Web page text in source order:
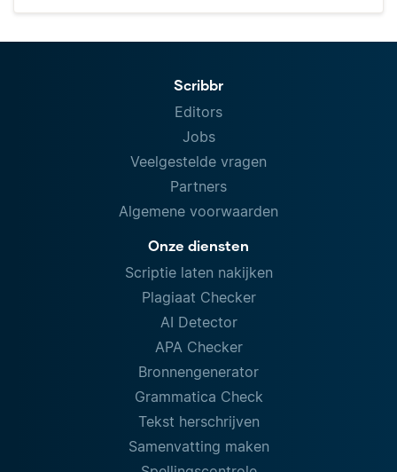
Scribbr
Editors
Jobs
Veelgestelde vragen
Partners
Algemene voorwaarden
Onze diensten
Scriptie laten nakijken
Plagiaat Checker
AI Detector
APA Checker
Bronnengenerator
Grammatica Check
Tekst herschrijven
Samenvatting maken